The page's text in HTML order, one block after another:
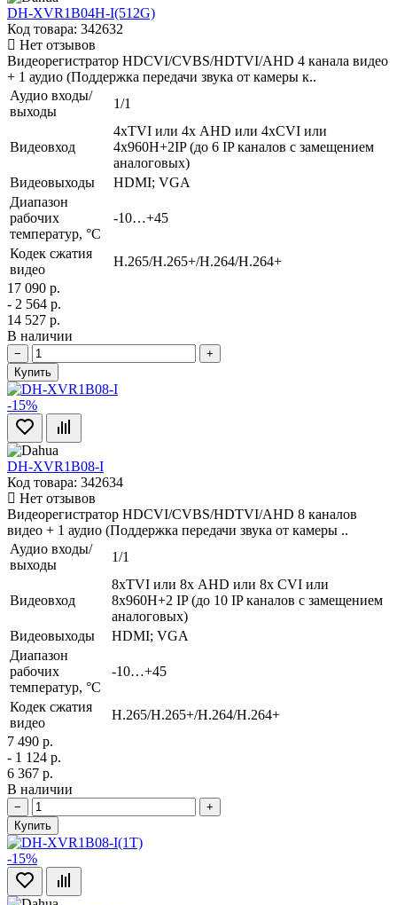
DH-XVR1B04H-I(512G)
Код товара: 342632
Нет отзывов
Видеорегистратор HDCVI/CVBS/HDTVI/AHD 4 канала видео
+ 1 аудио (Поддержка передачи звука от камеры к..
Аудио входы/
выходы
1/1
Видеовход
4xTVI или 4х AHD или 4xCVI или
4х960H+2IP (до 6 IP каналов с замещением
аналоговых)
Видеовыходы
HDMI; VGA
Диапазон
рабочих
температур, °С
-10…+45
Кодек сжатия
видео
H.265/H.265+/H.264/H.264+
17 090 р.
- 2 564 р.
14 527 р.
В наличии
−
+
Купить
-15%
DH-XVR1B08-I
Код товара: 342634
Нет отзывов
Видеорегистратор HDCVI/CVBS/HDTVI/AHD 8 каналов
видео + 1 аудио (Поддержка передачи звука от камеры ..
Аудио входы/
выходы
1/1
Видеовход
8xTVI или 8х AHD или 8x CVI или
8х960H+2 IP (до 10 IP каналов с замещением
аналоговых)
Видеовыходы
HDMI; VGA
Диапазон
рабочих
температур, °С
-10…+45
Кодек сжатия
видео
H.265/H.265+/H.264/H.264+
7 490 р.
- 1 124 р.
6 367 р.
В наличии
−
+
Купить
-15%